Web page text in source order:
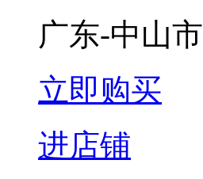
广东-中山市
立即购买
进店铺